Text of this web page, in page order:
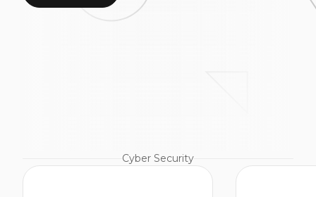
Cyber Security